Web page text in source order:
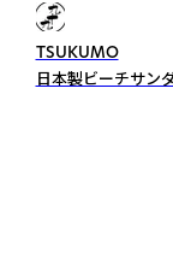
TSUKUMO
日本製ビーチサン